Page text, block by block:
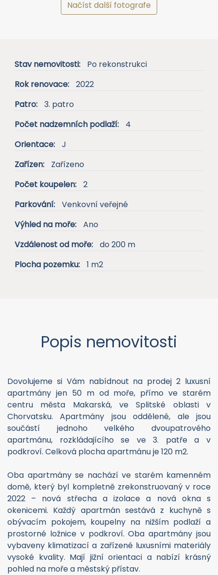
Načíst další fotografe
Stav nemovitosti:
Po rekonstrukci
Rok renovace:
2022
Patro:
3. patro
Počet nadzemních podlaží:
4
Orientace:
J
Zařízen:
Zařízeno
Počet koupelen:
2
Parkování:
Venkovní veřejné
Výhled na moře:
Ano
Vzdálenost od moře:
do 200 m
Plocha pozemku:
1 m2
Popis nemovitosti
Dovolujeme si Vám nabídnout na prodej 2 luxusní
apartmány jen 50 m od moře, přímo ve starém
centru města Makarská, ve Splitské oblasti v
Chorvatsku. Apartmány jsou oddělené, ale jsou
součástí jednoho velkého dvoupatrového
apartmánu, rozkládajícího se ve 3. patře a v
podkroví. Celková plocha apartmánu je 120 m2.
Oba apartmány se nachází ve starém kamenném
domě, který byl kompletně zrekonstruovaný v roce
2022 – nová střecha a izolace a nová okna s
okenicemi. Každý apartmán sestává z kuchyně s
obývacím pokojem, koupelny na nižším podlaží a
prostorné ložnice v podkroví. Oba apartmány jsou
vybaveny klimatizací a zařízené luxusními materiály
vysoké kvality. Mají jižní orientaci a nabízí krásný
pohled na moře a městský přístav.